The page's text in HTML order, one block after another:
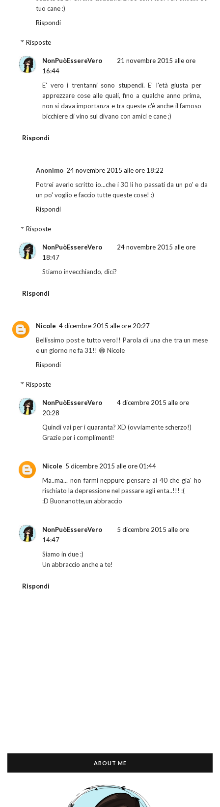
tuo cane :)
Rispondi
Risposte
NonPuòEssereVero
21 novembre 2015 alle ore
16:44
E' vero i trentanni sono stupendi. E' l'età giusta per
apprezzare cose alle quali, fino a qualche anno prima,
non si dava importanza e tra queste c'è anche il famoso
bicchiere di vino sul divano con amici e cane ;)
Rispondi
Anonimo 24 novembre 2015 alle ore 18:22
Potrei averlo scritto io...che i 30 li ho passati da un po' e da
un po' voglio e faccio tutte queste cose! :)
Rispondi
Risposte
NonPuòEssereVero
24 novembre 2015 alle ore
18:47
Stiamo invecchiando, dici?
Rispondi
Nicole 4 dicembre 2015 alle ore 20:27
Bellissimo post e tutto vero!! Parola di una che tra un mese
e un giorno ne fa 31!! 😁 Nicole
Rispondi
Risposte
NonPuòEssereVero
4 dicembre 2015 alle ore
20:28
Quindi vai per i quaranta? XD (ovviamente scherzo!)
Grazie per i complimenti!
Nicole 5 dicembre 2015 alle ore 01:44
Ma..ma... non farmi neppure pensare ai 40 che gia' ho
rischiato la depressione nel passare agli enta..!!! :(
:D Buonanotte,un abbraccio
NonPuòEssereVero
5 dicembre 2015 alle ore
14:47
Siamo in due :)
Un abbraccio anche a te!
Rispondi
ABOUT ME